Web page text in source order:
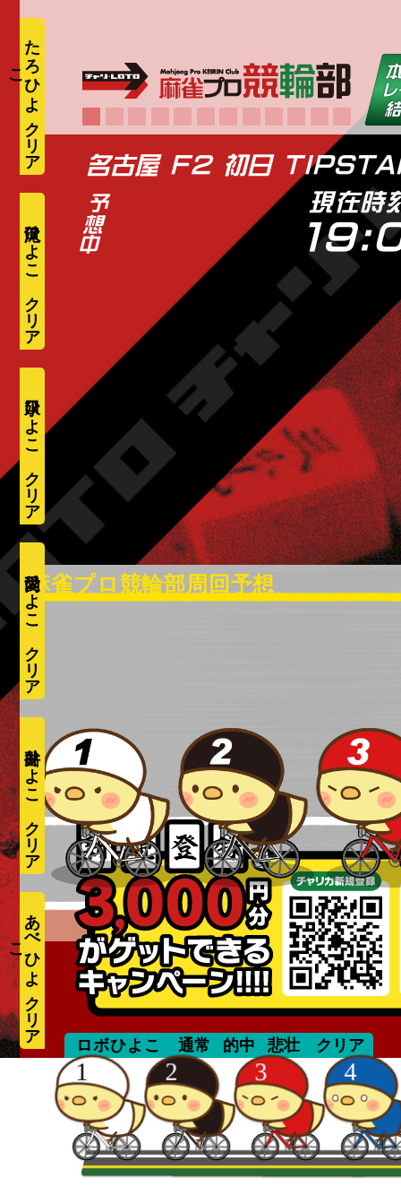
名古屋 F2 初日
現在時
ロボひよこ 通常 的中 悲壮
愛内ひよこ
水口ひよこ
滝沢ひよこ
た
ろ
ひ
よ
こ
井出ひよこ
あ
べ
ひ
よ
こ takizawa